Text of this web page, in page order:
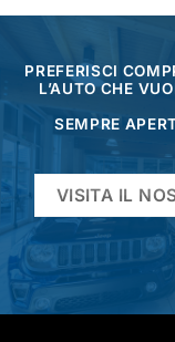
PREFERISCI
L’AUTO CHE
SEMPRE
VISITA IL